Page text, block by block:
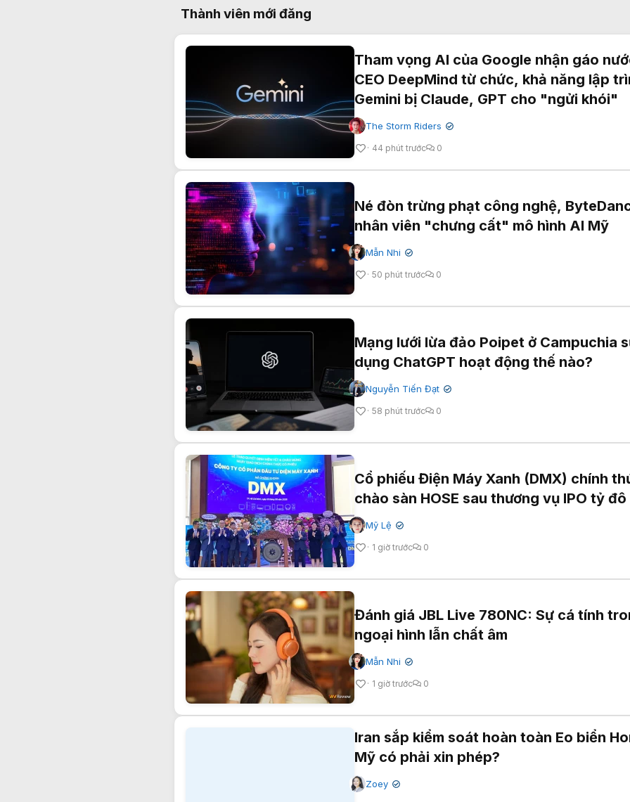
Thành viên mới đăng
Tham vọng AI của Google nhận gáo
CEO DeepMind từ chức, khả năng lập
Gemini bị Claude, GPT cho "ngửi khói"
The Storm Riders ✔
44 phút trước 0
Né đòn trừng phạt công nghệ,
nhân viên "chưng cất" mô hình AI Mỹ
Mẫn Nhi ✔
50 phút trước 0
Mạng lưới lừa đảo Poipet ở Campuchia
dụng ChatGPT hoạt động thế nào?
Nguyễn Tiến Đạt ✔
58 phút trước 0
Cổ phiếu Điện Máy Xanh (DMX) chính
chào sàn HOSE sau thương vụ IPO tỷ đô
Mỹ Lệ ✔
1 giờ trước 0
Đánh giá JBL Live 780NC: Sự cá tính
ngoại hình lẫn chất âm
Mẫn Nhi ✔
1 giờ trước 0
Iran sắp kiểm soát hoàn toàn Eo biển
Mỹ có phải xin phép?
Zoey ✔